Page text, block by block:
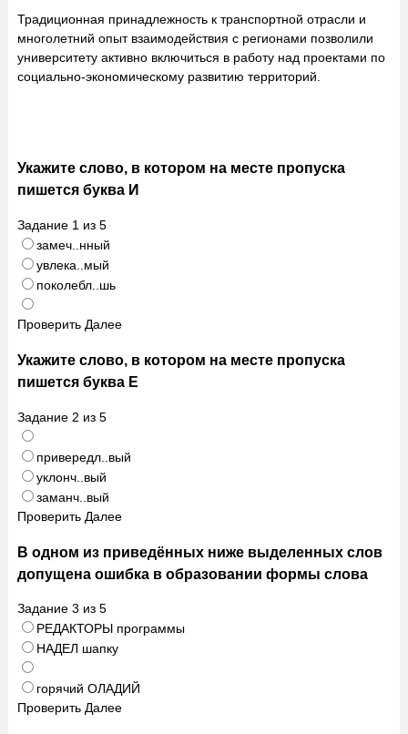
Традиционная принадлежность к транс­портной отрасли и
многолетний опыт взаимодействия с регионами позволили
университету активно включиться в работу над проектами по
социально-экономическому развитию территорий.
Укажите слово, в котором на месте пропуска
пишется буква И
Задание 1 из 5
замеч..нный
увлека..мый
поколебл..шь
Проверить Далее
Укажите слово, в котором на месте пропуска
пишется буква Е
Задание 2 из 5
привередл..вый
уклонч..вый
заманч..вый
Проверить Далее
В одном из приведённых ниже выделенных слов
допущена ошибка в образовании формы слова
Задание 3 из 5
РЕДАКТОРЫ программы
НАДЕЛ шапку
горячий ОЛАДИЙ
Проверить Далее